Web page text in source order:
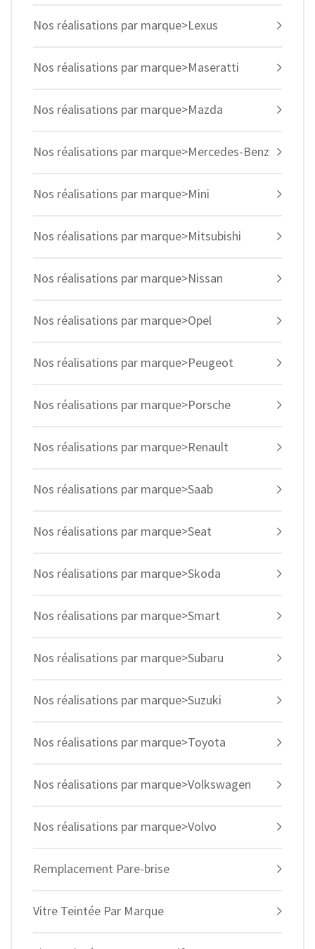
Nos réalisations par marque>Lexus
Nos réalisations par marque>Maseratti
Nos réalisations par marque>Mazda
Nos réalisations par marque>Mercedes-Benz
Nos réalisations par marque>Mini
Nos réalisations par marque>Mitsubishi
Nos réalisations par marque>Nissan
Nos réalisations par marque>Opel
Nos réalisations par marque>Peugeot
Nos réalisations par marque>Porsche
Nos réalisations par marque>Renault
Nos réalisations par marque>Saab
Nos réalisations par marque>Seat
Nos réalisations par marque>Skoda
Nos réalisations par marque>Smart
Nos réalisations par marque>Subaru
Nos réalisations par marque>Suzuki
Nos réalisations par marque>Toyota
Nos réalisations par marque>Volkswagen
Nos réalisations par marque>Volvo
Remplacement Pare-brise
Vitre Teintée Par Marque